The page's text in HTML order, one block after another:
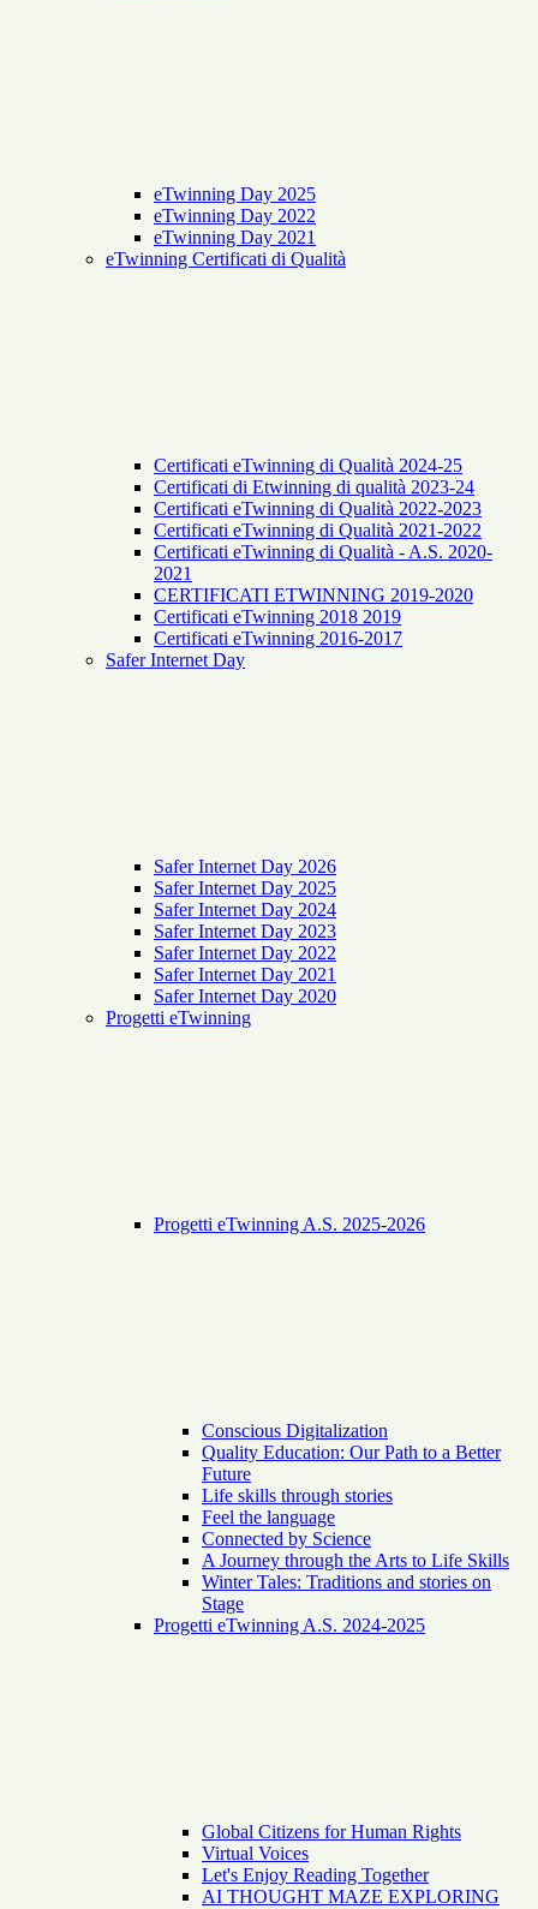
eTwinning Day 2025
eTwinning Day 2022
eTwinning Day 2021
eTwinning Certificati di Qualità
Certificati eTwinning di Qualità 2024-25
Certificati di Etwinning di qualità 2023-24
Certificati eTwinning di Qualità 2022-2023
Certificati eTwinning di Qualità 2021-2022
Certificati eTwinning di Qualità - A.S. 2020-
2021
CERTIFICATI ETWINNING 2019-2020
Certificati eTwinning 2018 2019
Certificati eTwinning 2016-2017
Safer Internet Day
Safer Internet Day 2026
Safer Internet Day 2025
Safer Internet Day 2024
Safer Internet Day 2023
Safer Internet Day 2022
Safer Internet Day 2021
Safer Internet Day 2020
Progetti eTwinning
Progetti eTwinning A.S. 2025-2026
Conscious Digitalization
Quality Education: Our Path to a Better
Future
Life skills through stories
Feel the language
Connected by Science
A Journey through the Arts to Life Skills
Winter Tales: Traditions and stories on
Stage
Progetti eTwinning A.S. 2024-2025
Global Citizens for Human Rights
Virtual Voices
Let's Enjoy Reading Together
AI THOUGHT MAZE EXPLORING